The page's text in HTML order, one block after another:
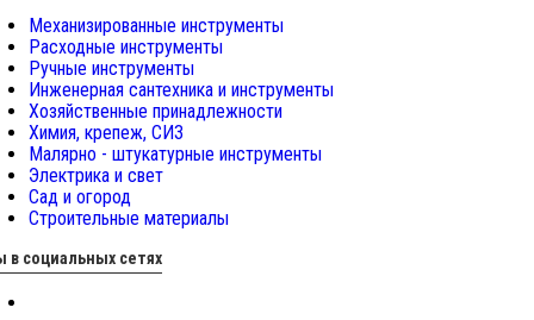
Механизированные инструменты
Расходные инструменты
Ручные инструменты
Инженерная сантехника и инструменты
Хозяйственные принадлежности
Химия, крепеж, СИЗ
Малярно - штукатурные инструменты
Электрика и свет
Сад и огород
Строительные материалы
в социальных сетях